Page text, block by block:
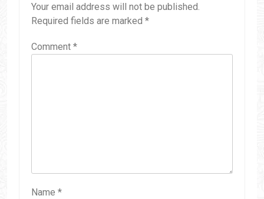
Your email address will not be published.
Required fields are marked *
Comment *
Name *